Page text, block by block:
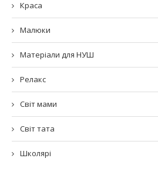
Краса
Малюки
Матеріали для НУШ
Релакс
Світ мами
Світ тата
Школярі